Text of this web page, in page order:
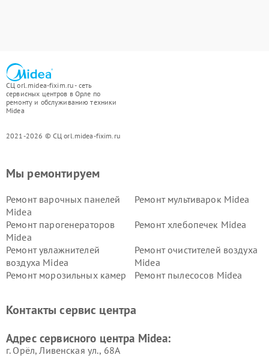
СЦ orl.midea-fixim.ru - сеть
сервисных центров в Орле по
ремонту и обслуживанию техники
Midea
2021-2026 © СЦ orl.midea-fixim.ru
Мы ремонтируем
Ремонт варочных панелей
Midea
Ремонт мультиварок Midea
Ремонт парогенераторов
Midea
Ремонт хлебопечек Midea
Ремонт увлажнителей
воздуха Midea
Ремонт очистителей воздуха
Midea
Ремонт морозильных камер
Ремонт пылесосов Midea
пылесосов Midea
Midea
Контакты сервис центра
Адрес сервисного центра Midea:
г. Орёл, Ливенская ул., 68А